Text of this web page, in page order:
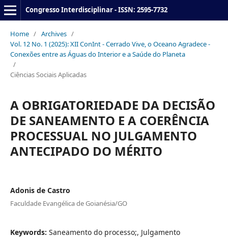
Congresso Interdisciplinar - ISSN: 2595-7732
Home / Archives /
Vol. 12 No. 1 (2025): XII ConInt - Cerrado Vive, o Oceano Agradece -
Conexões entre as Águas do Interior e a Saúde do Planeta
/
Ciências Sociais Aplicadas
A OBRIGATORIEDADE DA DECISÃO
DE SANEAMENTO E A COERÊNCIA
PROCESSUAL NO JULGAMENTO
ANTECIPADO DO MÉRITO
Adonis de Castro
Faculdade Evangélica de Goianésia/GO
Keywords: Saneamento do processo;, Julgamento